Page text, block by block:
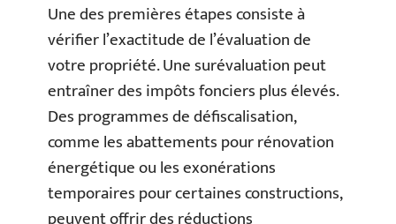
Une des premières étapes consiste à
vérifier l’exactitude de l’évaluation de
votre propriété. Une surévaluation peut
entraîner des impôts fonciers plus élevés.
Des programmes de défiscalisation,
comme les abattements pour rénovation
énergétique ou les exonérations
temporaires pour certaines constructions,